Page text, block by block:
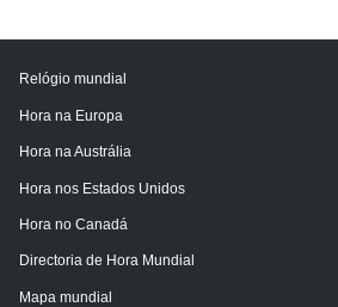
Relógio mundial
Hora na Europa
Hora na Austrália
Hora nos Estados Unidos
Hora no Canadá
Directoria de Hora Mundial
Mapa mundial